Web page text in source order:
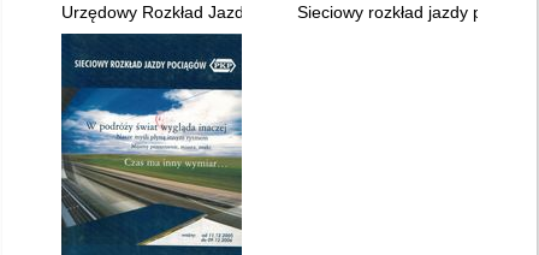
Urzędowy Rozkład Jazdy ważny 17.V. - 3.X.1953 r
Sieciowy rozkład jazdy